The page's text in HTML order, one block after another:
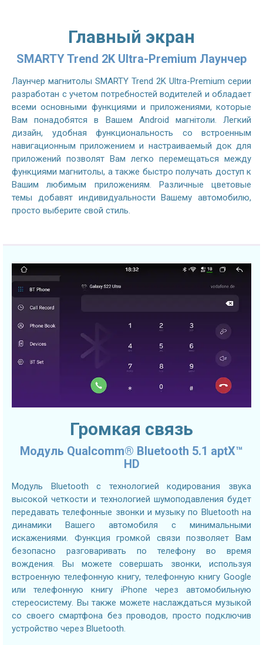
Главный экран
SMARTY Trend 2K Ultra-Premium Лаунчер
Лаунчер магнитолы SMARTY Trend 2K Ultra-Premium серии
разработан с учетом потребностей водителей и обладает
всеми основными функциями и приложениями, которые
Вам понадобятся в Вашем Android магнітоли. Легкий
дизайн, удобная функциональность со встроенным
навигационным приложением и настраиваемый док для
приложений позволят Вам легко перемещаться между
функциями магнитолы, а также быстро получать доступ к
Вашим любимым приложениям. Различные цветовые
темы добавят индивидуальности Вашему автомобилю,
просто выберите свой стиль.
Громкая связь
Модуль Qualcomm® Bluetooth 5.1 aptX™
HD
Модуль Bluetooth с технологией кодирования звука
высокой четкости и технологией шумоподавления будет
передавать телефонные звонки и музыку по Bluetooth на
динамики Вашего автомобиля с минимальными
искажениями. Функция громкой связи позволяет Вам
безопасно разговаривать по телефону во время
вождения. Вы можете совершать звонки, используя
встроенную телефонную книгу, телефонную книгу Google
или телефонную книгу iPhone через автомобильную
стереосистему. Вы также можете наслаждаться музыкой
со своего смартфона без проводов, просто подключив
устройство через Bluetooth.